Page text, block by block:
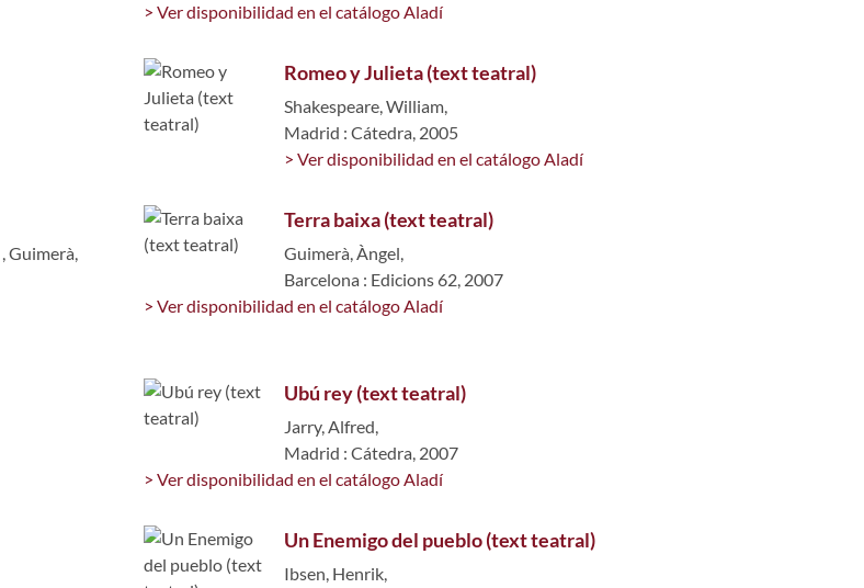
> Ver disponibilidad en el catálogo Aladí
Romeo y Julieta (text teatral)
Shakespeare, William,
Madrid : Cátedra, 2005
> Ver disponibilidad en el catálogo Aladí
,Guimerà,
Terra baixa (text teatral)
Guimerà, Àngel,
Barcelona : Edicions 62, 2007
> Ver disponibilidad en el catálogo Aladí
Ubú rey (text teatral)
Jarry, Alfred,
Madrid : Cátedra, 2007
> Ver disponibilidad en el catálogo Aladí
Un Enemigo del pueblo (text teatral)
Ibsen, Henrik,